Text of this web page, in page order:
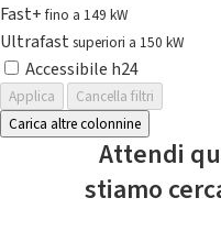
Fast+fino a 149 kW
Ultrafast superiori a 150 kW
Accessibile h24
Applica
Cancella filtri
Carica altre colonnine
Attendi
stiamo